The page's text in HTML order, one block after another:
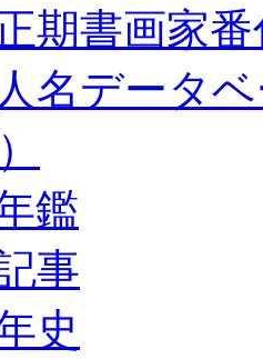
期書画家
名データ
鑑
事
史